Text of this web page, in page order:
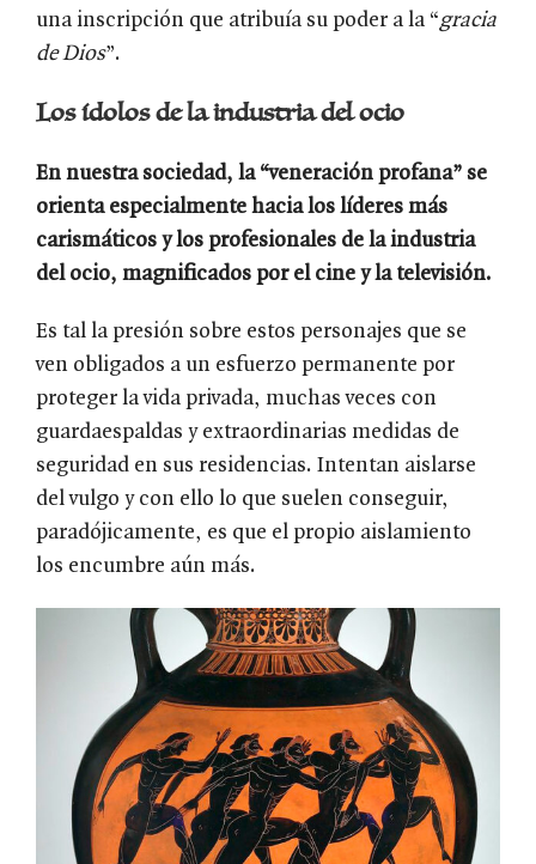
una inscripción que atribuía su poder a la “gracia
de Dios”.
Los ídolos de la industria del ocio
En nuestra sociedad, la “veneración profana” se
orienta especialmente hacia los líderes más
carismáticos y los profesionales de la industria
del ocio, magnificados por el cine y la televisión.
Es tal la presión sobre estos personajes que se
ven obligados a un esfuerzo permanente por
proteger la vida privada, muchas veces con
guardaespaldas y extraordinarias medidas de
seguridad en sus residencias. Intentan aislarse
del vulgo y con ello lo que suelen conseguir,
paradójicamente, es que el propio aislamiento
los encumbre aún más.